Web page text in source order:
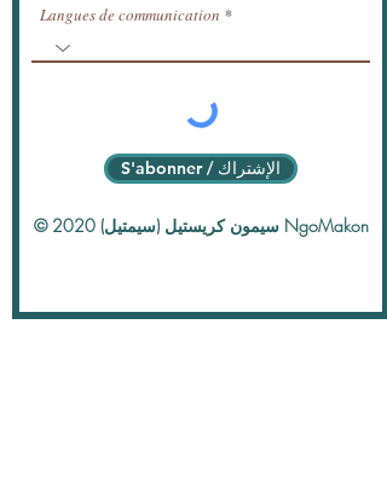
Langues de communication
S'abonner / الإشتراك
© 2020 سيمون كريستيل (سيمتيل) NgoMakon